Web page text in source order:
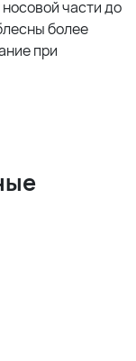
части до
более
при